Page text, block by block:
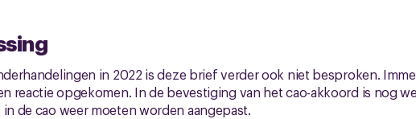
in 2022 is deze brief verder ook niet besproken.
reactie opgekomen. In de bevestiging van het cao-akkoord is nog
de cao weer moeten worden aangepast.